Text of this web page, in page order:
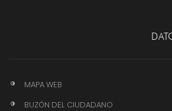
MAPA WEB
BUZÓN DEL CIUDADANO